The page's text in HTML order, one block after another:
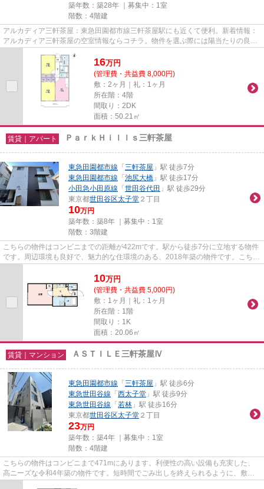
築年数：築28年 ｜募集中： 1室
階数：4階建
アルカディア三軒茶屋：東急田園都市線三軒茶屋駅にも近くて便利。新着情報：
アルカディア三軒茶屋の空室情報ならコチラ。物件を選ぶ際には陽当たりの良い
マンションを探したいですね...
16万円
(管理費・共益費 8,000円)
敷：2ヶ月｜礼：1ヶ月
所在階：4階
間取り：2DK
面積：50.21㎡
賃貸｜アパート ＰａｒｋＨｉｌｌｓ三軒茶屋
東急田園都市線 「三軒茶屋 」駅 徒歩7分
東急田園都市線 「池尻大橋 」駅 徒歩17分
小田急小田原線 「世田谷代田 」駅 徒歩29分
東京都世田谷区太子堂 ２丁目
10万円
築年数：築8年 ｜募集中： 1室
階数：3階建
こちらの物件はコンビニまでの距離が422mです。駅から徒歩7分に立地する物件
です。周辺環境も良好で、魅力的な住環境のある、2018年築の物件です。こちら
の物件はアパートです。不動産...
10万円
(管理費・共益費 5,000円)
敷：1ヶ月｜礼：1ヶ月
所在階：1階
間取り：1K
面積：20.06㎡
賃貸｜マンション ＡＳＴＩＬＥ三軒茶屋Ⅳ
東急田園都市線 「三軒茶屋 」駅 徒歩6分
東急世田谷線 「西太子堂 」駅 徒歩9分
東急世田谷線 「若林 」駅 徒歩16分
東京都世田谷区太子堂 ２丁目
23万円
築年数：築4年 ｜募集中： 1室
階数：4階建
こちらの物件はコンビニまで471mにあります。利便性の高い設備も充実した、
高ニーズな令和4年築の物件です。短時間でごみ出しを終えられるように、敷地
内にゴミ置き場を備えております...